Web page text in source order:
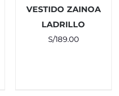
VESTIDO ZAINOA
LADRILLO
S/189.00